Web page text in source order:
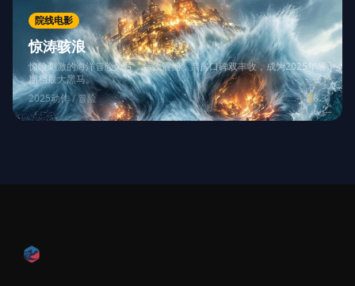
院线电影
惊涛骇浪
惊险刺激的海洋冒险大片，特效震撼，票房口碑双丰收，成为2025年暑
期档最大黑马。
2025动作 / 冒险 8.3